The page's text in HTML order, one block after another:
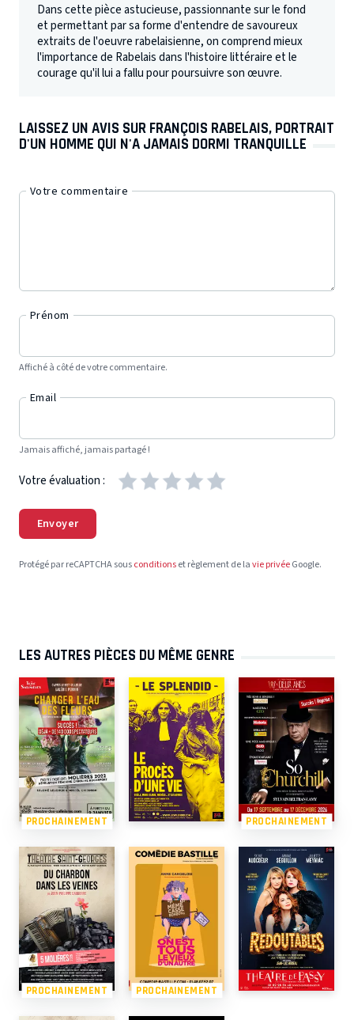
Dans cette pièce astucieuse, passionnante sur le fond
et permettant par sa forme d'entendre de savoureux
extraits de l'oeuvre rabelaisienne, on comprend mieux
l'importance de Rabelais dans l'histoire littéraire et le
courage qu'il lui a fallu pour poursuivre son œuvre.
LAISSEZ UN AVIS SUR FRANÇOIS RABELAIS, PORTRAIT
D'UN HOMME QUI N'A JAMAIS DORMI TRANQUILLE
Votre commentaire
Prénom
Affiché à côté de votre commentaire.
Email
Jamais affiché, jamais partagé !
Votre évaluation :
Envoyer
Protégé par reCAPTCHA sousconditionset règlement de lavie privéeGoogle.
LES AUTRES PIÈCES DU MÊME GENRE
PROCHAINEMENT PROCHAINEMENT
PROCHAINEMENT PROCHAINEMENT